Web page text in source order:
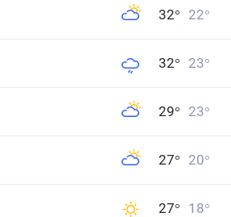
32° 22°
32° 23°
29° 23°
27° 20°
27° 18°